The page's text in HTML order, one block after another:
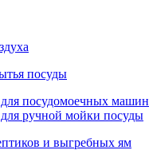
посуды
для посудомоечных машин
ручной мойки посуды
и выгребных ям